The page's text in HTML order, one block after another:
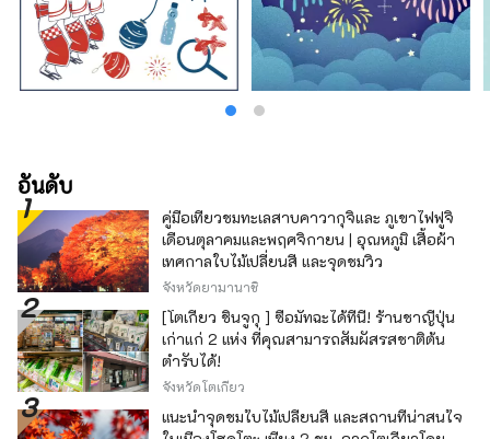
อันดับ
คู่มือเที่ยวชมทะเลสาบคาวากุจิและ ภูเขาไฟฟูจิ
เดือนตุลาคมและพฤศจิกายน | อุณหภูมิ เสื้อผ้า
เทศกาลใบไม้เปลี่ยนสี และจุดชมวิว
จังหวัดยามานาชิ
[โตเกียว ชินจูกุ ] ซื้อมัทฉะได้ที่นี่! ร้านชาญี่ปุ่น
เก่าแก่ 2 แห่ง ที่คุณสามารถสัมผัสรสชาติต้น
ตำรับได้!
จังหวัดโตเกียว
แนะนำจุดชมใบไม้เปลี่ยนสี และสถานที่น่าสนใจ